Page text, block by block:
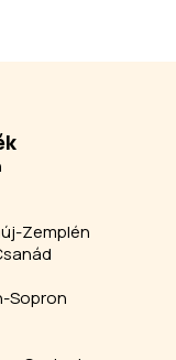
Zemplén
Sopron